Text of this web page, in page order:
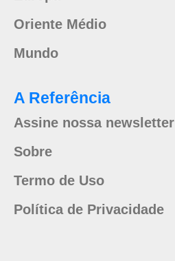
Oriente Médio
Mundo
A Referência
Assine nossa newsletter
Sobre
Termo de Uso
Política de Privacidade